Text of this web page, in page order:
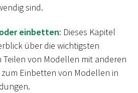
sind.
einbetten: Dieses Kapitel
über die wichtigsten
Teilen von Modellen mit anderen
Einbetten von Modellen in